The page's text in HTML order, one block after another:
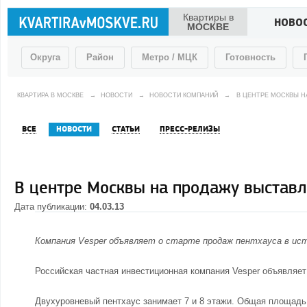
Квартиры в
МОСКВЕ
Округа Район Метро / МЦК Готовность
КВАРТИРА В МОСКВЕ → НОВОСТИ → НОВОСТИ КОМПАНИЙ → В ЦЕНТРЕ МОСКВЫ
ВСЕ НОВОСТИ СТАТЬИ ПРЕСС-РЕЛИЗЫ
В центре Москвы на продажу
Дата публикации: 04.03.13
Компания Vesper объявляет о старте продаж пентхауса в
Российская частная инвестиционная компания Vesper
Двухуровневый пентхаус занимает 7 и 8 этажи. Общая